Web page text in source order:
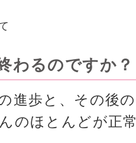
わるのですか？
進歩と、その後
のほとんどが正